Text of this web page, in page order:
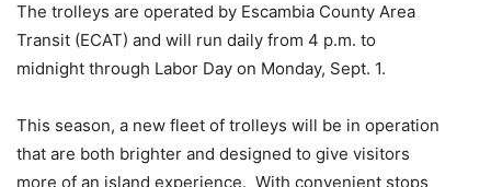
The trolleys are operated by Escambia County Area
Transit (ECAT) and will run daily from 4 p.m. to
midnight through Labor Day on Monday, Sept. 1.
This season, a new fleet of trolleys will be in operation
that are both brighter and designed to give visitors
more of an island experience. With convenient stops